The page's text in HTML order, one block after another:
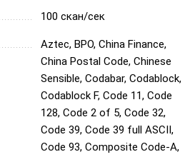
100 скан/сек
Aztec, BPO, China Finance,
China Postal Code, Chinese
Sensible, Codabar, Codablock,
Codablock F, Code 11, Code
128, Code 2 of 5, Code 32,
Code 39, Code 39 full ASCII,
Code 93, Composite Code-A,